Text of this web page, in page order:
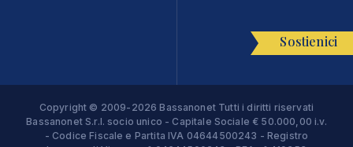
Sostienici
Copyright © 2009-2026 Bassanonet Tutti i diritti riservati
Bassanonet S.r.l. socio unico - Capitale Sociale € 50.000,00 i.v.
- Codice Fiscale e Partita IVA 04644500243 - Registro